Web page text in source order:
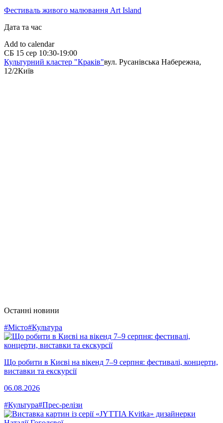
Фестиваль живого малювання Art Island
Дата та час
Add to calendar
СБ 15 сер 10:30-19:00
Культурний кластер "Краків"вул. Русанівська Набережна,
12/2Київ
Останні новини
#Місто#Культура
Що робити в Києві на вікенд 7–9 серпня: фестивалі, концерти,
виставки та екскурсії
06.08.2026
#Культура#Прес-релізи